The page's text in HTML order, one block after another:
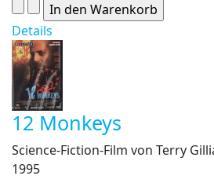
Details
12 Monkeys
Science-Fiction-Film von Terry
1995